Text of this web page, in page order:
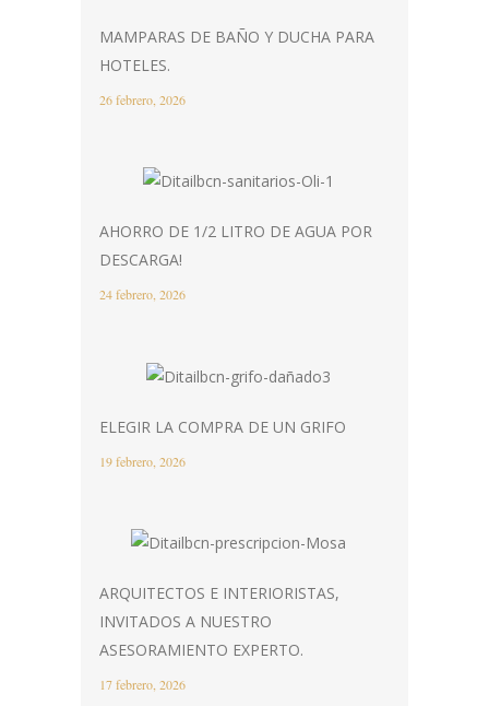
MAMPARAS DE BAÑO Y DUCHA PARA
HOTELES.
26 febrero, 2026
AHORRO DE 1/2 LITRO DE AGUA POR
DESCARGA!
24 febrero, 2026
ELEGIR LA COMPRA DE UN GRIFO
19 febrero, 2026
ARQUITECTOS E INTERIORISTAS,
INVITADOS A NUESTRO
ASESORAMIENTO EXPERTO.
17 febrero, 2026